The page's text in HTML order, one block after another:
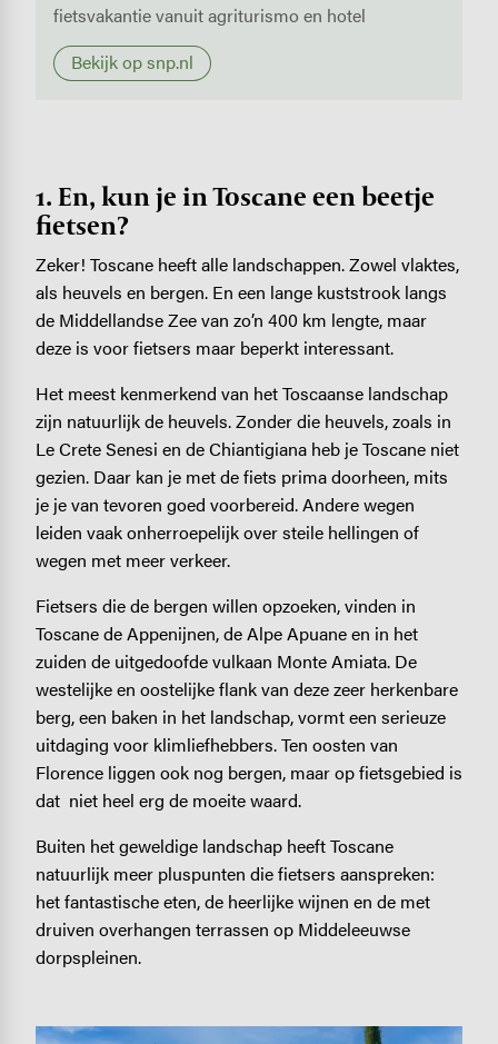
fietsvakantie vanuit agriturismo en hotel
Bekijk op snp.nl
1. En, kun je in Toscane een beetje
fietsen?
Zeker! Toscane heeft alle landschappen. Zowel vlaktes,
als heuvels en bergen. En een lange kuststrook langs
de Middellandse Zee van zo’n 400 km lengte, maar
deze is voor fietsers maar beperkt interessant.
Het meest kenmerkend van het Toscaanse landschap
zijn natuurlijk de heuvels. Zonder die heuvels, zoals in
Le Crete Senesi en de Chiantigiana heb je Toscane niet
gezien. Daar kan je met de fiets prima doorheen, mits
je je van tevoren goed voorbereid. Andere wegen
leiden vaak onherroepelijk over steile hellingen of
wegen met meer verkeer.
Fietsers die de bergen willen opzoeken, vinden in
Toscane de Appenijnen, de Alpe Apuane en in het
zuiden de uitgedoofde vulkaan Monte Amiata. De
westelijke en oostelijke flank van deze zeer herkenbare
berg, een baken in het landschap, vormt een serieuze
uitdaging voor klimliefhebbers. Ten oosten van
Florence liggen ook nog bergen, maar op fietsgebied is
dat niet heel erg de moeite waard.
Buiten het geweldige landschap heeft Toscane
natuurlijk meer pluspunten die fietsers aanspreken:
het fantastische eten, de heerlijke wijnen en de met
druiven overhangen terrassen op Middeleeuwse
dorpspleinen.